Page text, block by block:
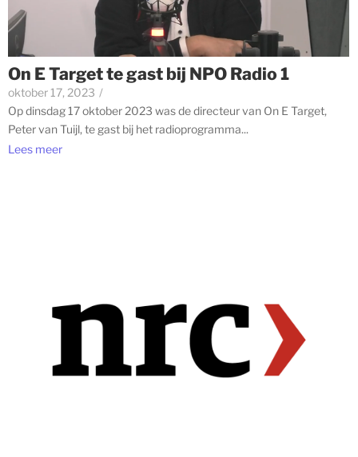
On E Target te gast bij NPO Radio 1
oktober 17, 2023 /
Op dinsdag 17 oktober 2023 was de directeur van On E Target,
Peter van Tuijl, te gast bij het radioprogramma...
Lees meer